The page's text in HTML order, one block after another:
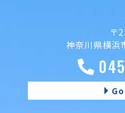
〒
神奈川県横